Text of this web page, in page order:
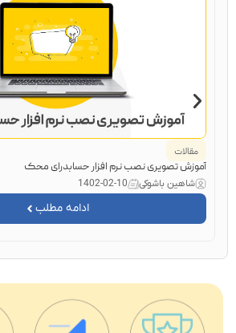
مقالات
آموزش تصویری نصب نرم افزار حسابدرای محک
شاهین باشوکی 1402-02-10
ادامه مطلب